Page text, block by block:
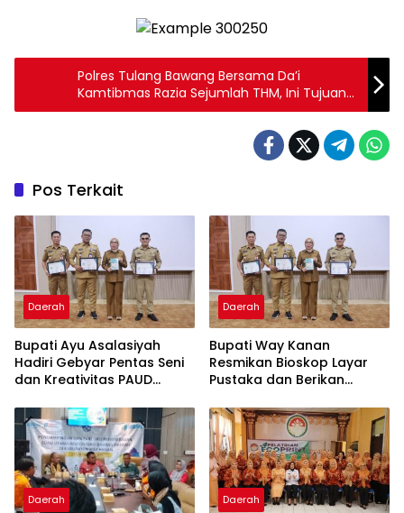
Polres Tulang Bawang Bersama Da’i
Kamtibmas Razia Sejumlah THM, Ini Tujuan
Utamanya
Pos Terkait
Daerah
Bupati Ayu Asalasiyah
Hadiri Gebyar Pentas Seni
dan Kreativitas PAUD
Kanan
Daerah
Bupati Way Kanan
Resmikan Bioskop Layar
Pustaka dan Berikan
Menulis
Daerah Daerah